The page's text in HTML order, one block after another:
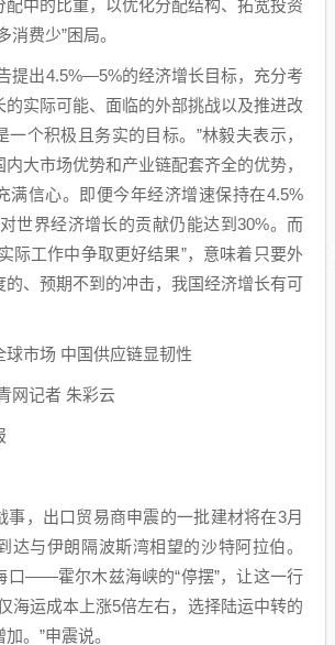
配中的比重，以优化分配结构、拓宽投资
消费少”困局。
提出4.5%—5%的经济增长目标，充分考
的实际可能、面临的外部挑战以及推进改
一个积极且务实的目标。”林毅夫表示，
大市场优势和产业链配套齐全的优势，
满信心。即便今年经济增速保持在4.5%
世界经济增长的贡献仍能达到30%。而
际工作中争取更好结果”，意味着只要外
的、预期不到的冲击，我国经济增长有可
球市场 中国供应链显韧性
网记者 朱彩云
事，出口贸易商申震的一批建材将在3月
达与伊朗隔波斯湾相望的沙特阿拉伯。
口——霍尔木兹海峡的“停摆”，让这一行
海运成本上涨5倍左右，选择陆运中转的
。”申震说。